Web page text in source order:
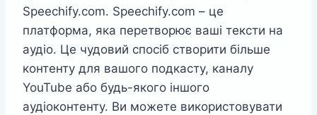
Speechify.com. Speechify.com – це
платформа, яка перетворює ваші тексти на
аудіо. Це чудовий спосіб створити більше
контенту для вашого подкасту, каналу
YouTube або будь-якого іншого
аудіоконтенту. Ви можете використовувати